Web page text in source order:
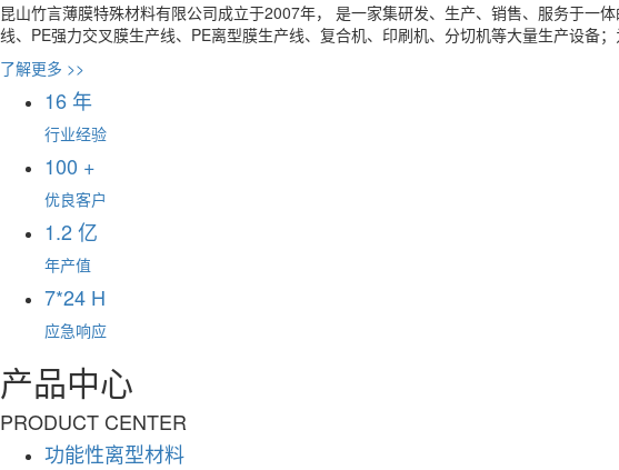
昆山竹言薄膜特殊材料有限公司成立于2007年， 是一家集研发、生产、销售、服务于
线、PE强力交叉膜生产线、PE离型膜生产线、复合机、印刷机、分切机等大量生产设备；
了解更多 >>
16年
行业经验
100 +
优良客户
1.2亿
年产值
7*24 H
应急响应
产品中心
PRODUCT CENTER
功能性离型材料